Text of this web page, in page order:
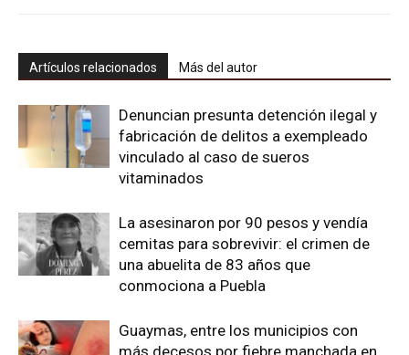
Artículos relacionados Más del autor
Denuncian presunta detención ilegal y
fabricación de delitos a exempleado
vinculado al caso de sueros
vitaminados
La asesinaron por 90 pesos y vendía
cemitas para sobrevivir: el crimen de
una abuelita de 83 años que
conmociona a Puebla
Guaymas, entre los municipios con
más decesos por fiebre manchada en